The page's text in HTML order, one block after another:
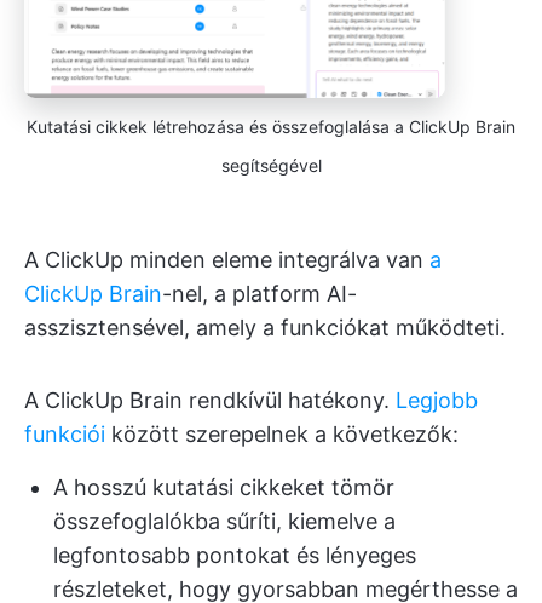
Kutatási cikkek létrehozása és összefoglalása a ClickUp Brain
segítségével
A ClickUp minden eleme integrálva van a
ClickUp Brain-nel, a platform AI-
asszisztensével, amely a funkciókat működteti.
A ClickUp Brain rendkívül hatékony. Legjobb
funkciói között szerepelnek a következők:
A hosszú kutatási cikkeket tömör
összefoglalókba sűríti, kiemelve a
legfontosabb pontokat és lényeges
részleteket, hogy gyorsabban megérthesse a